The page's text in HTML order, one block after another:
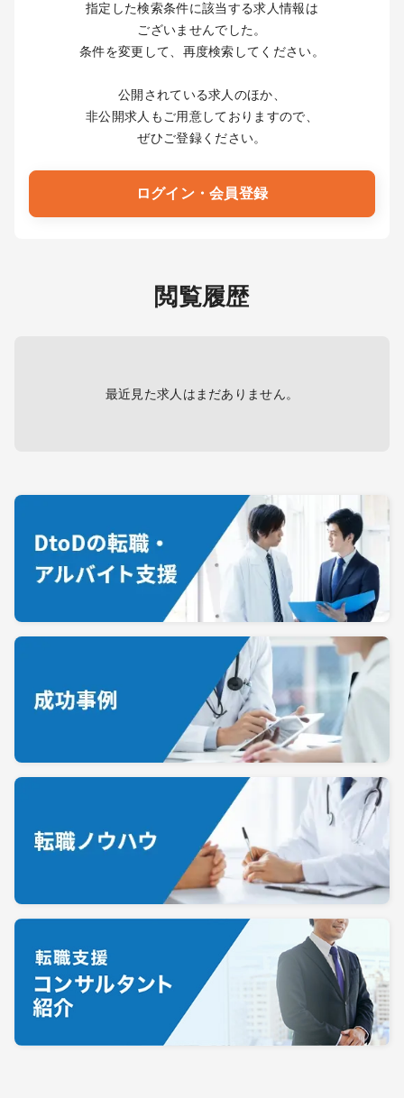
クリニック開業
指定した検索条件に該当する求人情報は
ございませんでした。
条件を変更して、再度検索してください。
公開されている求人のほか、
非公開求人もご用意しておりますので、
ぜひご登録ください。
ログイン・会員登録
閲覧履歴
最近見た求人はまだありません。